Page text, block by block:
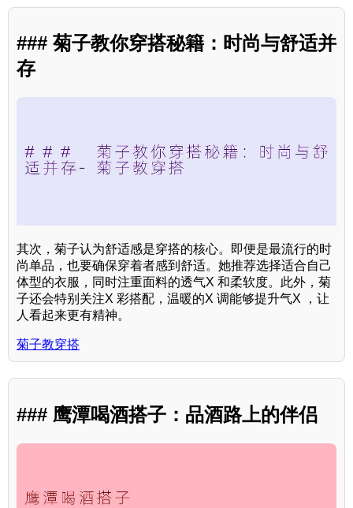
### 菊子教你穿搭秘籍：时尚与舒适并
存
其次，菊子认为舒适感是穿搭的核心。即便是最流行的时
尚单品，也要确保穿着者感到舒适。她推荐选择适合自己
体型的衣服，同时注重面料的透气X 和柔软度。此外，菊
子还会特别关注X 彩搭配，温暖的X 调能够提升气X ，让
人看起来更有精神。
菊子教穿搭
### 鹰潭喝酒搭子：品酒路上的伴侣